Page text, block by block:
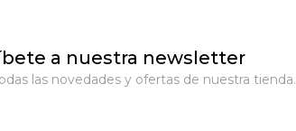
a nuestra newsletter
las novedades y ofertas de nuestra tienda.